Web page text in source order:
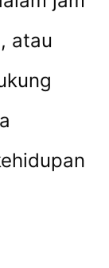
atau